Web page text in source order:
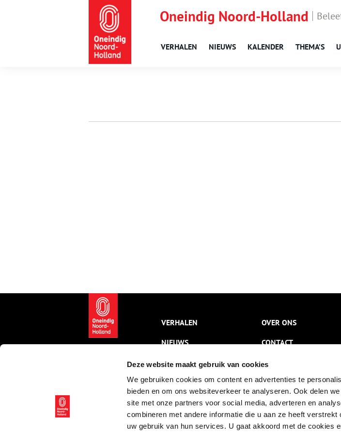
Deze website maakt gebruik van cookies
We gebruiken cookies om content en advertenties te
bieden en om ons websiteverkeer te analyseren. Ook delen
site met onze partners voor social media, adverteren en
combineren met andere informatie die u aan ze heeft
uw gebruik van hun services. U gaat akkoord met de cookies
Oneindig Noord-Holland
VERHALEN NIEUWS KALENDER THEMA’S
VERHALEN
NIEUWS
KALENDER
THEMA’S
ACTIVITEITEN
VIDEO’S
OVER ONS
CONTACT
NIEUWSBRIEF
DISCLAIMER
PRIVACY
TOEGANKELIJKHEID